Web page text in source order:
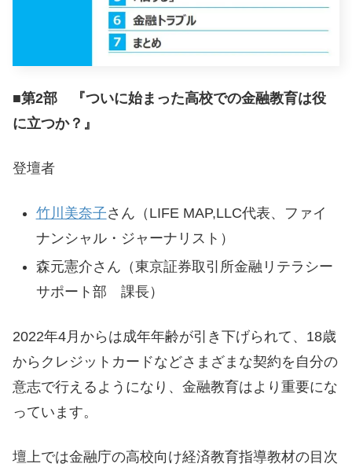
■第2部 『ついに始まった高校での金融教育は役
に立つか？』
登壇者
竹川美奈子さん（LIFE MAP,LLC代表、ファイ
ナンシャル・ジャーナリスト）
森元憲介さん（東京証券取引所金融リテラシー
サポート部 課長）
2022年4月からは成年年齢が引き下げられて、18歳
からクレジットカードなどさまざまな契約を自分の
意志で行えるようになり、金融教育はより重要にな
っています。
壇上では金融庁の高校向け経済教育指導教材の目次